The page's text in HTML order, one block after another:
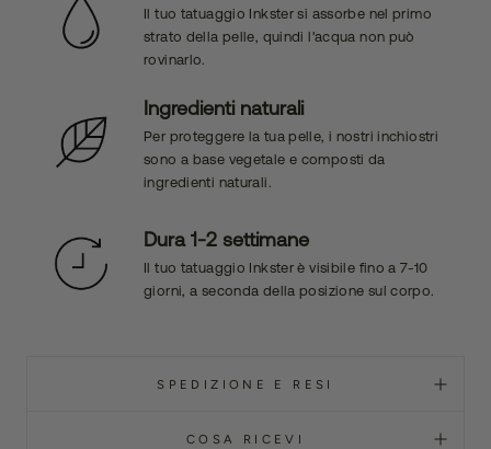
Il tuo tatuaggio Inkster si assorbe nel primo
strato della pelle, quindi l'acqua non può
rovinarlo.
Ingredienti naturali
Per proteggere la tua pelle, i nostri inchiostri
sono a base vegetale e composti da
ingredienti naturali.
Dura 1-2 settimane
Il tuo tatuaggio Inkster è visibile fino a 7-10
giorni, a seconda della posizione sul corpo.
SPEDIZIONE E RESI
COSA RICEVI